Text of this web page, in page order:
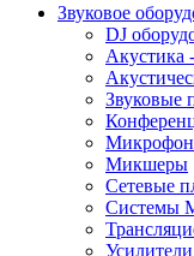
Звуковое
DJ
Акустика
Звуковые
Микшеры
Сетевые
Системы